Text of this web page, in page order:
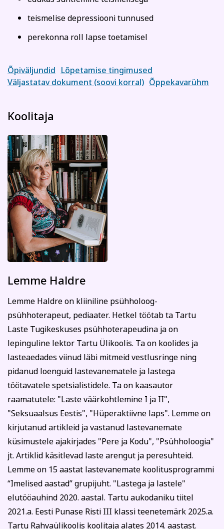
teismelise depressiooni tunnused
perekonna roll lapse toetamisel
Õpiväljundid Lõpetamise tingimused
Väljastatav dokument (soovi korral) Õppekavarühm
Koolitaja
Lemme Haldre
Lemme Haldre on kliiniline psühholoog-
psühhoterapeut, pediaater. Hetkel töötab ta Tartu
Laste Tugikeskuses psühhoterapeudina ja on
lepinguline lektor Tartu Ülikoolis. Ta on koolides ja
lasteaedades viinud läbi mitmeid vestlusringe ning
pidanud loenguid lastevanematele ja lastega
töötavatele spetsialistidele. Ta on kaasautor
raamatutele: "Laste väärkohtlemine I ja II",
"Seksuaalsus Eestis", "Hüperaktiivne laps". Lemme on
kirjutanud artikleid ja vastanud lastevanemate
küsimustele ajakirjades "Pere ja Kodu", "Psühholoogia"
jt. Artiklid käsitlevad laste arengut ja peresuhteid.
Lemme on 15 aastat lastevanemate koolitusprogrammi
“Imelised aastad” grupijuht. "Lastega ja lastele"
elutööauhind 2020. aastal. Tartu aukodaniku tiitel
2021.a. Eesti Punase Risti III klassi teenetemärk 2025.a.
Tartu Rahvaülikoolis koolitaja alates 2014. aastast.
Rahvaülikooli töötajat viivitamatult teavitada.
Loobumisest mitte teavitamisel või loobumisel vähem
kui kaks tööpäeva enne koolituse algust või kui koolitus
arve kuulub tasumisele.
Koolituse ärajäämisel teavitatakse registreerunuid
sellest viivitamatult. Õppetasu tagastatakse või soovi
Tutvu õppetöö korraldusega lähemalt siin
Tutvu privaatsuspoliitikaga siin
Märkused / kinkekaardi nr
Kinnitan, et olen tutvunud ja nõustun õppetöö
korraldusega, privaatsuspoliitikaga ja nõustun
esitatud andmete kasutamisega koolituse
läbiviimise eesmärgil.
Soovin saada rahvaülikooli uudiskirja